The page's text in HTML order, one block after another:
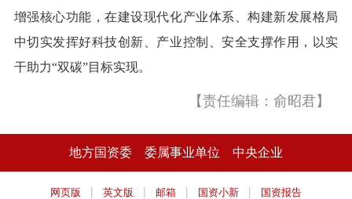
增强核心功能，在建设现代化产业体系、构建新发展格局
中切实发挥好科技创新、产业控制、安全支撑作用，以实
干助力“双碳”目标实现。
【责任编辑：俞昭君】
地方国资委 委属事业单位 中央企业
网页版 | 英文版 | 邮箱 | 国资小新 | 国资报告